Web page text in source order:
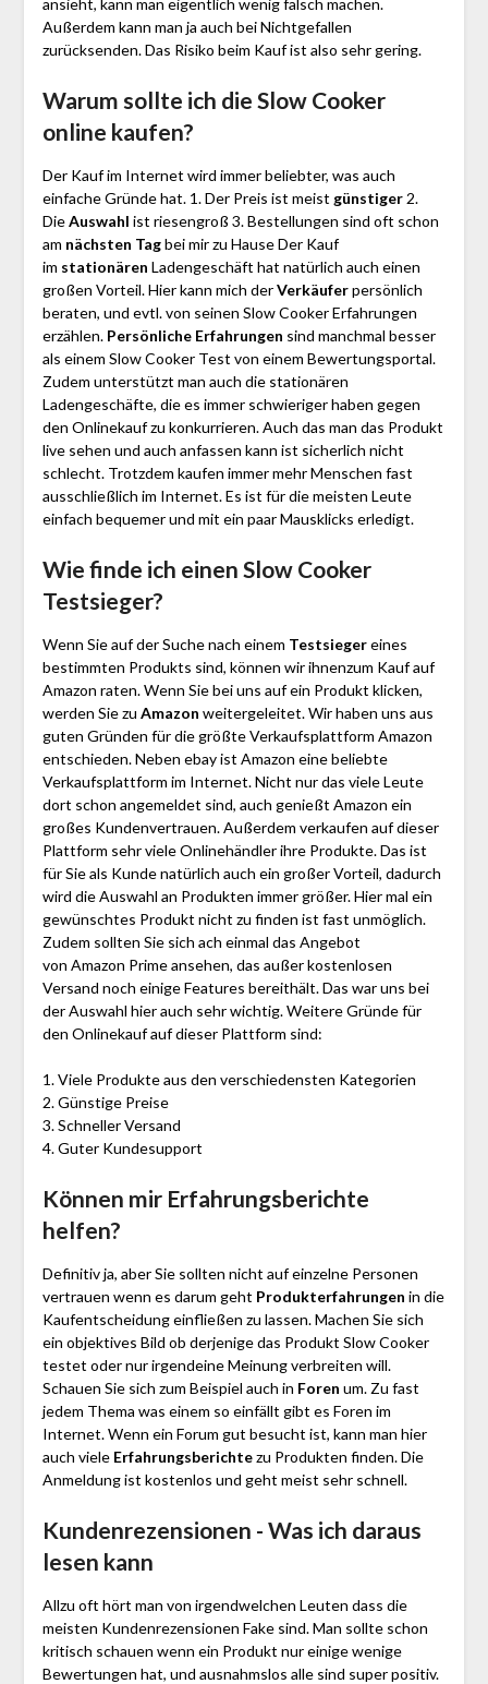
ansieht, kann man eigentlich wenig falsch machen.
Außerdem kann man ja auch bei Nichtgefallen
zurücksenden. Das Risiko beim Kauf ist also sehr gering.
Warum sollte ich die Slow Cooker
online kaufen?
Der Kauf im Internet wird immer beliebter, was auch
einfache Gründe hat. 1. Der Preis ist meist günstiger2.
DieAuswahl ist riesengroß 3. Bestellungen sind oft schon
am nächsten Tagbei mir zu Hause Der Kauf
im stationären Ladengeschäft hat natürlich auch einen
großen Vorteil. Hier kann mich derVerkäuferpersönlich
beraten, und evtl. von seinen Slow Cooker Erfahrungen
erzählen. Persönliche Erfahrungen sind manchmal besser
als einem Slow Cooker Test von einem Bewertungsportal.
Zudem unterstützt man auch die stationären
Ladengeschäfte, die es immer schwieriger haben gegen
den Onlinekauf zu konkurrieren. Auch das man das Produkt
live sehen und auch anfassen kann ist sicherlich nicht
schlecht. Trotzdem kaufen immer mehr Menschen fast
ausschließlich im Internet. Es ist für die meisten Leute
einfach bequemer und mit ein paar Mausklicks erledigt.
Wie finde ich einen Slow Cooker
Testsieger?
Wenn Sie auf der Suche nach einem Testsiegereines
bestimmten Produkts sind, können wir ihnenzum Kauf auf
Amazon raten. Wenn Sie bei uns auf ein Produkt klicken,
werden Sie zu Amazon weitergeleitet. Wir haben uns aus
guten Gründen für die größte Verkaufsplattform Amazon
entschieden. Neben ebay ist Amazon eine beliebte
Verkaufsplattform im Internet. Nicht nur das viele Leute
dort schon angemeldet sind, auch genießt Amazon ein
großes Kundenvertrauen. Außerdem verkaufen auf dieser
Plattform sehr viele Onlinehändler ihre Produkte. Das ist
für Sie als Kunde natürlich auch ein großer Vorteil, dadurch
wird die Auswahl an Produkten immer größer. Hier mal ein
gewünschtes Produkt nicht zu finden ist fast unmöglich.
Zudem sollten Sie sich ach einmal das Angebot
von Amazon Prime ansehen, das außer kostenlosen
Versand noch einige Features bereithält. Das war uns bei
der Auswahl hier auch sehr wichtig. Weitere Gründe für
den Onlinekauf auf dieser Plattform sind:
1. Viele Produkte aus den verschiedensten Kategorien
2. Günstige Preise
3. Schneller Versand
4. Guter Kundesupport
Können mir Erfahrungsberichte
helfen?
Definitiv ja, aber Sie sollten nicht auf einzelne Personen
vertrauen wenn es darum geht Produkterfahrungen in die
Kaufentscheidung einfließen zu lassen. Machen Sie sich
ein objektives Bild ob derjenige das Produkt Slow Cooker
testet oder nur irgendeine Meinung verbreiten will.
Schauen Sie sich zum Beispiel auch in Foren um. Zu fast
jedem Thema was einem so einfällt gibt es Foren im
Internet. Wenn ein Forum gut besucht ist, kann man hier
auch viele Erfahrungsberichtezu Produkten finden. Die
Anmeldung ist kostenlos und geht meist sehr schnell.
Kundenrezensionen - Was ich daraus
lesen kann
Allzu oft hört man von irgendwelchen Leuten dass die
meisten Kundenrezensionen Fake sind. Man sollte schon
kritisch schauen wenn ein Produkt nur einige wenige
Bewertungen hat, und ausnahmslos alle sind super positiv.